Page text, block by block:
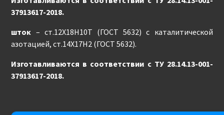
37913617-2018.
шток – ст.12Х18Н10Т (ГОСТ 5632) с каталитической
азотацией, ст.14Х17Н2 (ГОСТ 5632).
Изготавливаются в соответствии с ТУ 28.14.13-001-
37913617-2018.